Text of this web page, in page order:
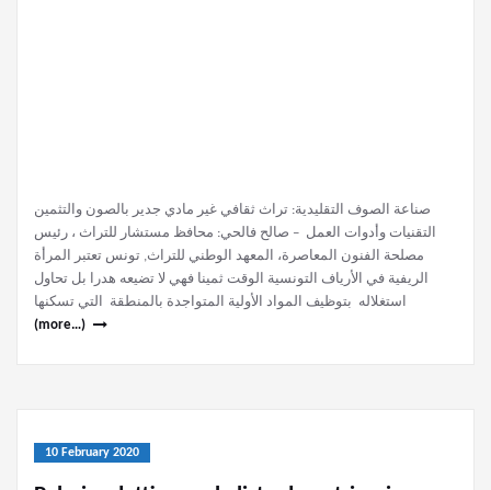
صناعة الصوف التقليدية: تراث ثقافي غير مادي جدير بالصون والتثمين
التقنيات وأدوات العمل – صالح فالحي: محافظ مستشار للتراث ، رئيس
مصلحة الفنون المعاصرة، المعهد الوطني للتراث, تونس تعتبر المرأة
الريفية في الأرياف التونسية الوقت ثمينا فهي لا تضيعه هدرا بل تحاول
استغلاله بتوظيف المواد الأولية المتواجدة بالمنطقة التي تسكنها
(more…)
10 February 2020